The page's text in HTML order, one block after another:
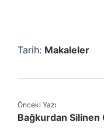
Tarih: Makaleler
Önceki Yazı
Bağkurdan Silinen